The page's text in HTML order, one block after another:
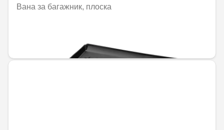
Вана за багажник, плоска
144,00 € / 281,64 лв.